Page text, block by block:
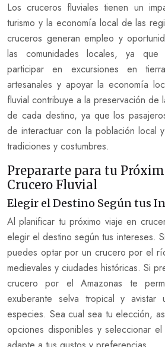
Los cruceros fluviales tienen un
turismo y la economía local de las
cruceros generan empleo y
las comunidades locales, ya que
participar en excursiones en
artesanales y apoyar la economía
fluvial contribuye a la preservación de
de cada destino, ya que los
de interactuar con la población local
tradiciones y costumbres.
Prepararte para tu
Crucero Fluvial
Elegir el Destino Según tus
Al planificar tu próximo viaje en
elegir el destino según tus intereses.
puedes optar por un crucero por el
medievales y ciudades históricas. Si
crucero por el Amazonas te
exuberante selva tropical y avistar
especies. Sea cual sea tu elección,
opciones disponibles y seleccionar